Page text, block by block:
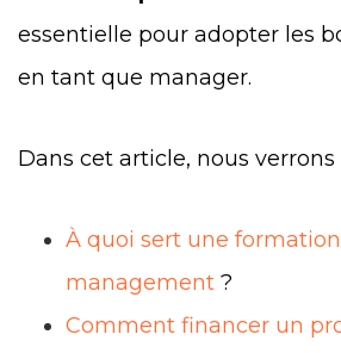
essentielle pour adopter les
en tant que manager.
Dans cet article, nous verrons
À quoi sert une
management ?
Comment financer un